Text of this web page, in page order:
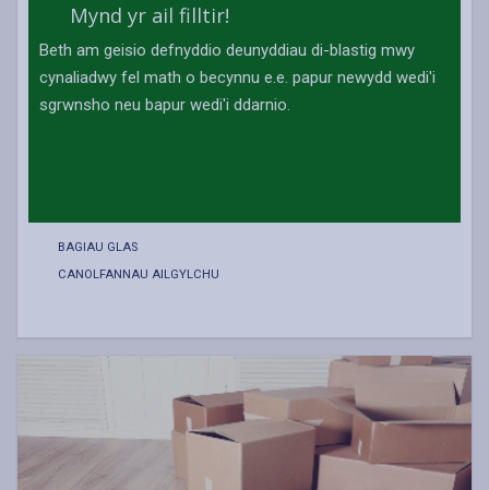
Mynd yr ail filltir!
Beth am geisio defnyddio deunyddiau di-blastig mwy
cynaliadwy fel math o becynnu e.e. papur newydd wedi'i
sgrwnsho neu bapur wedi'i ddarnio.
BAGIAU GLAS
CANOLFANNAU AILGYLCHU